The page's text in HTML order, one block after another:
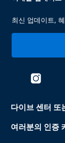
다이브 센터 또
여러분의 인증
최신 업데이트,